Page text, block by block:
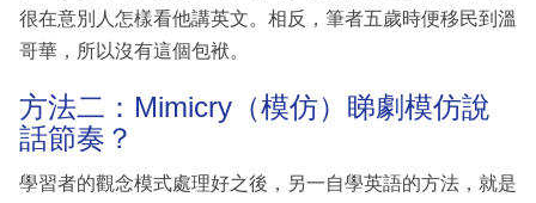
很在意別人怎樣看他講英文。相反，筆者五歲時便移民到溫
哥華，所以沒有這個包袱。
方法二：Mimicry（模仿）睇劇模仿說
話節奏？
學習者的觀念模式處理好之後，另一自學英語的方法，就是